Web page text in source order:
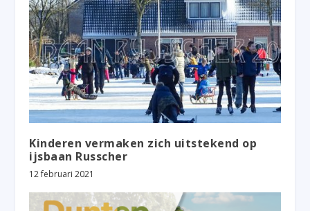
Kinderen vermaken zich uitstekend op
ijsbaan Russcher
12 februari 2021